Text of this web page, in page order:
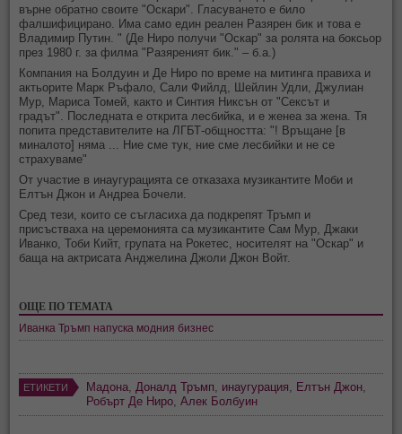
върне обратно своите "Оскари". Гласуването е било
фалшифицирано. Има само един реален Разярен бик и това е
Владимир Путин. " (Де Ниро получи "Оскар" за ролята на боксьор
през 1980 г. за филма "Разяреният бик." – б.а.)
Компания на Болдуин и Де Ниро по време на митинга правиха и
актьорите Марк Ръфало, Сали Фийлд, Шейлин Удли, Джулиан
Мур, Мариса Томей, както и Синтия Никсън от "Сексът и
градът". Последната е открита лесбийка, и е женеа за жена. Тя
попита представителите на ЛГБТ-общността: "! Връщане [в
миналото] няма ... Ние сме тук, ние сме лесбийки и не се
страхуваме"
От участие в инаугурацията се отказаха музикантите Моби и
Елтън Джон и Андреа Бочели.
Сред тези, които се съгласиха да подкрепят Тръмп и
присъстваха на церемонията са музикантите Сам Мур, Джаки
Иванко, Тоби Кийт, групата на Рокетес, носителят на "Оскар" и
баща на актрисата Анджелина Джоли Джон Войт.
ОЩЕ ПО ТЕМАТА
Иванка Тръмп напуска модния бизнес
ЕТИКЕТИ Мадона,Доналд Тръмп, инаугурация, Елтън Джон,
Робърт Де Ниро,Алек Болбуин